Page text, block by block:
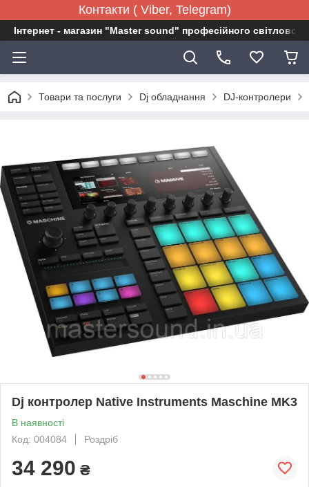
Контакти ( Viber, Telegram)
Інтернет - магазин "Master sound" професійного
Товари та послуги Dj обладнання DJ-контролери
Dj контролер Native Instruments Maschine MK3
В наявності
Код: 004084
Роздріб
34 290 ₴